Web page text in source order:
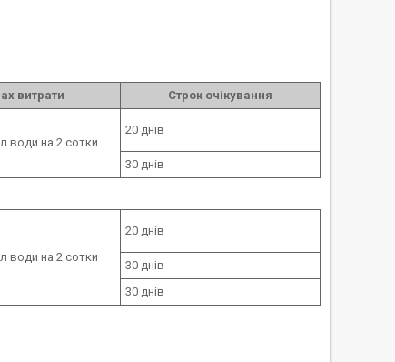
витрати Строк очікування
води на 2 сотки
20 днів
30 днів
води на 2 сотки
20 днів
30 днів
30 днів